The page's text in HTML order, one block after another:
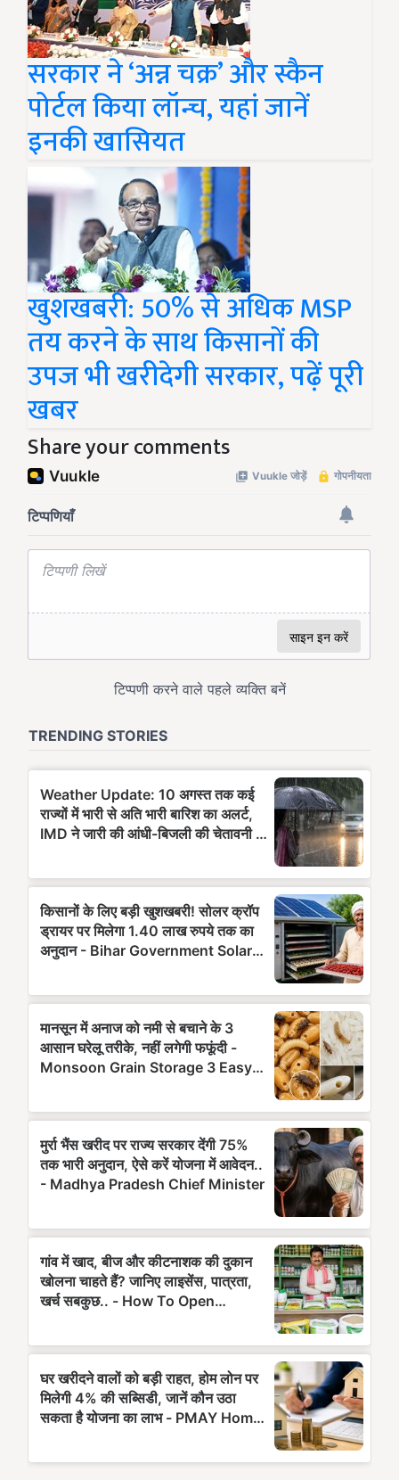
सरकार ने ‘अन्न चक्र’ और स्कैन
पोर्टल किया लॉन्च, यहां जानें
इनकी खासियत
खुशखबरी: 50% से अधिक MSP
तय करने के साथ किसानों की
उपज भी खरीदेगी सरकार, पढ़ें पूरी
खबर
Share your comments